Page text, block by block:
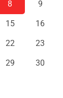
8 9
15 16
22 23
29 30